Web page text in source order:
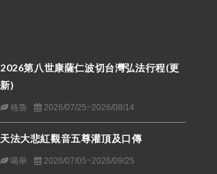
2026第八世康薩仁波切台灣弘法行程(更
新)
格魯 2026/07/25~2026/08/14
天法大悲紅觀音五尊灌頂及口傳
噶舉 2026/07/05~2026/09/25